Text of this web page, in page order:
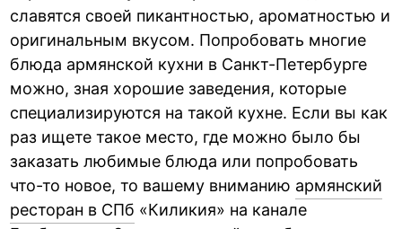
славятся своей пикантностью, ароматностью и
оригинальным вкусом. Попробовать многие
блюда армянской кухни в Санкт-Петербурге
можно, зная хорошие заведения, которые
специализируются на такой кухне. Если вы как
раз ищете такое место, где можно было бы
заказать любимые блюда или попробовать
что-то новое, то вашему вниманию армянский
ресторан в СПб «Киликия» на канале